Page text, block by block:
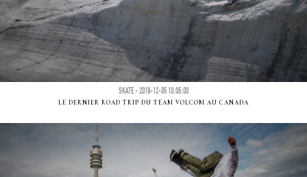
SKATE - 2018-12-05 10:05:00
LE DERNIER ROAD TRIP DU TEAM VOLCOM AU CANADA